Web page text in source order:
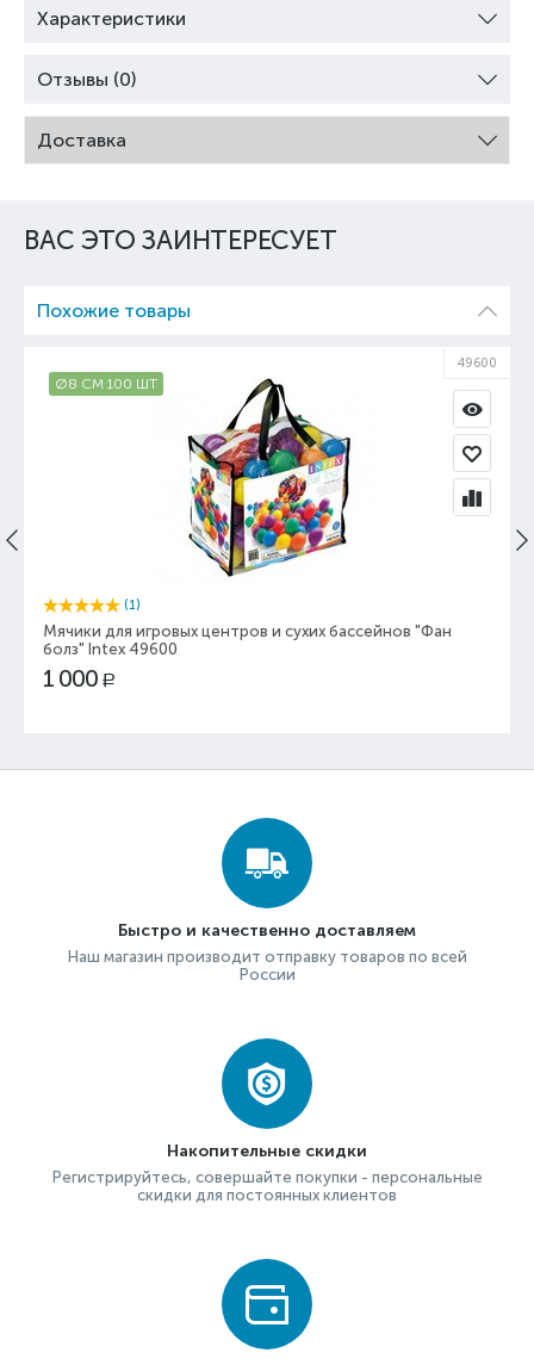
Характеристики
Отзывы (0)
Доставка
ВАС ЭТО ЗАИНТЕРЕСУЕТ
Похожие товары
Ø8 СМ 100 ШТ
49600
(1)
Мячики для игровых центров и сухих бассейнов "Фан
болз" Intex 49600
1 000 Р
Быстро и качественно доставляем
Наш магазин производит отправку товаров по всей
России
Накопительные скидки
Регистрируйтесь, совершайте покупки - персональные
скидки для постоянных клиентов